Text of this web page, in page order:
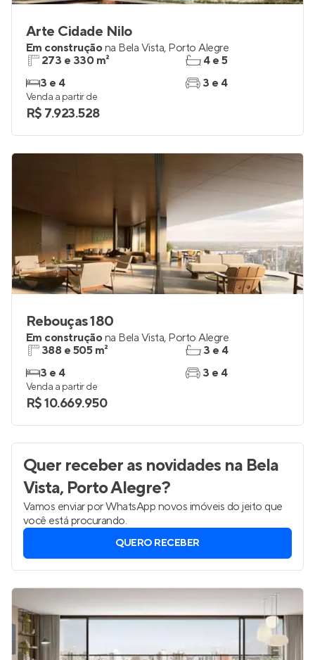
Arte Cidade Nilo
Em construçãona Bela Vista, Porto Alegre
273 e 330 m²
3 e 4
4 e 5
3 e 4
Venda a partir de
R$ 7.923.528
Rebouças 180
Em construçãona Bela Vista, Porto Alegre
388 e 505 m²
3 e 4
3 e 4
3 e 4
Venda a partir de
R$ 10.669.950
Quer receber as novidades na Bela
Vista, Porto Alegre?
Vamos enviar por WhatsApp novos imóveis do jeito que
você está procurando.
QUERO RECEBER